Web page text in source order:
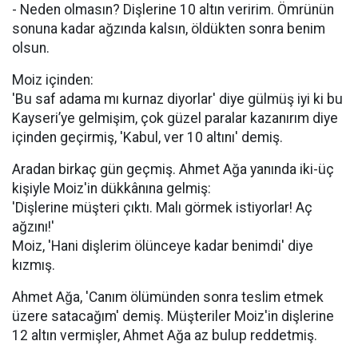
- Neden olmasın? Dişlerine 10 altın veririm. Ömrünün
sonuna kadar ağzında kalsın, öldükten sonra benim
olsun.
Moiz içinden:
'Bu saf adama mı kurnaz diyorlar' diye gülmüş iyi ki bu
Kayseri’ye gelmişim, çok güzel paralar kazanırım diye
içinden geçirmiş, 'Kabul, ver 10 altını' demiş.
Aradan birkaç gün geçmiş. Ahmet Ağa yanında iki-üç
kişiyle Moiz'in dükkânına gelmiş:
'Dişlerine müşteri çıktı. Malı görmek istiyorlar! Aç
ağzını!'
Moiz, 'Hani dişlerim ölünceye kadar benimdi' diye
kızmış.
Ahmet Ağa, 'Canım ölümünden sonra teslim etmek
üzere satacağım' demiş. Müşteriler Moiz'in dişlerine
12 altın vermişler, Ahmet Ağa az bulup reddetmiş.